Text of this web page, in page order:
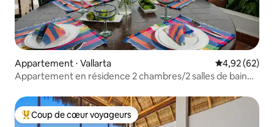
Appartement ⋅ Vallarta Évaluation
4,92 (62)
Appartement en résidence 2 chambres/2 salles de bain
Coups de cœur voyageurs les plus appréciés
Coup de cœur voyageurs